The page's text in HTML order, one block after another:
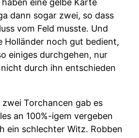
dann sogar zwei, so dass
vom Feld musste. Und
Holländer noch gut bedient,
einiges durchgehen, nur
durch ihn entschieden
zwei Torchancen gab es
an 100%-igem vergeben
ein schlechter Witz. Robben